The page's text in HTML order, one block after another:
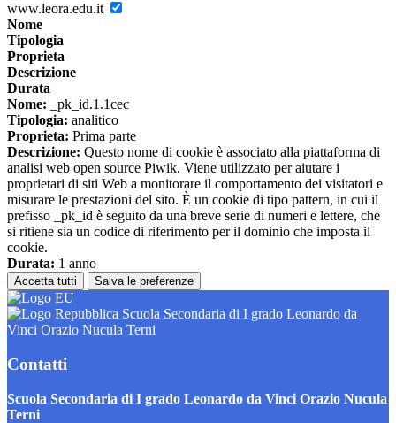
www.leora.edu.it
Nome
Tipologia
Proprieta
Descrizione
Durata
Nome: _pk_id.1.1cec
Tipologia: analitico
Proprieta: Prima parte
Descrizione: Questo nome di cookie è associato alla piattaforma di
analisi web open source Piwik. Viene utilizzato per aiutare i
proprietari di siti Web a monitorare il comportamento dei visitatori e
misurare le prestazioni del sito. È un cookie di tipo pattern, in cui il
prefisso _pk_id è seguito da una breve serie di numeri e lettere, che
si ritiene sia un codice di riferimento per il dominio che imposta il
cookie.
Durata: 1 anno
Accetta tutti Salva le preferenze
Scuola Secondaria di I grado Leonardo da
Vinci Orazio Nucula Terni
Contatti
Scuola Secondaria di I grado Leonardo da Vinci Orazio Nucula
Terni